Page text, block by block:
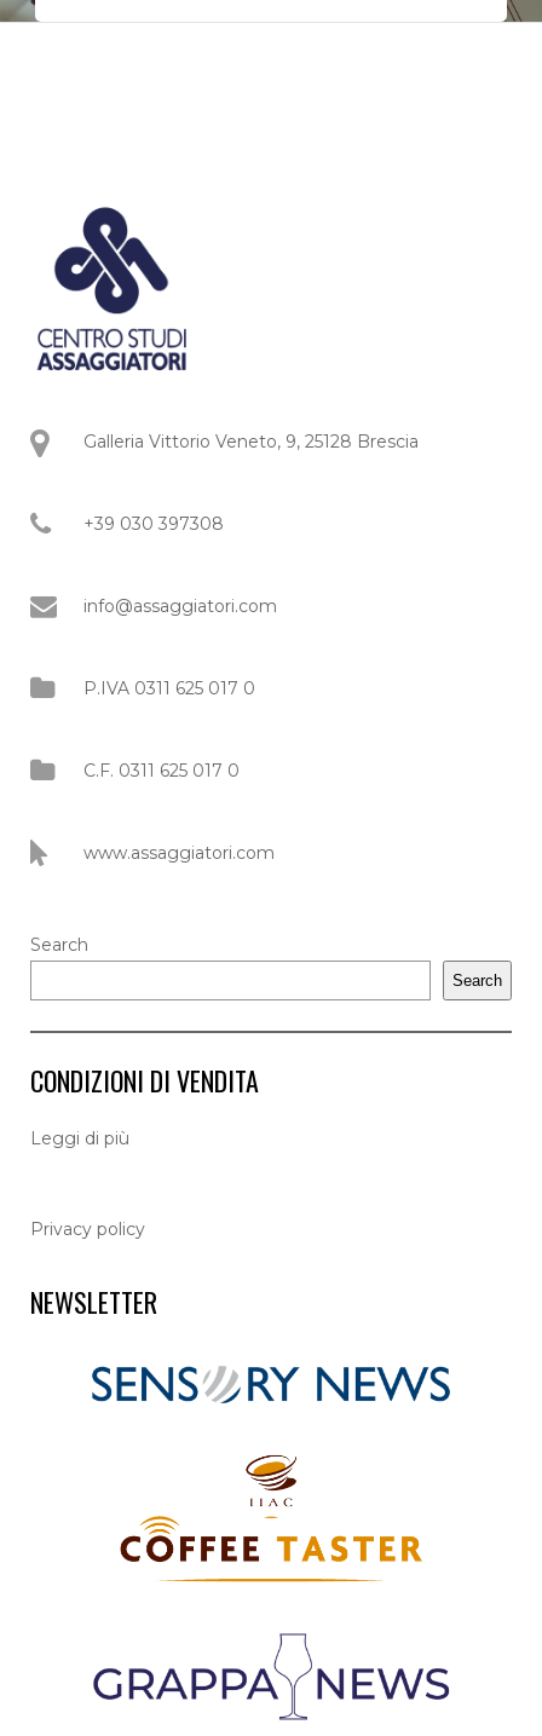
Galleria Vittorio Veneto, 9, 25128 Brescia
+39 030 397308
info@assaggiatori.com
P.IVA 0311 625 017 0
C.F. 0311 625 017 0
www.assaggiatori.com
Search
Search
CONDIZIONI DI VENDITA
Leggi di più
Privacy policy
NEWSLETTER